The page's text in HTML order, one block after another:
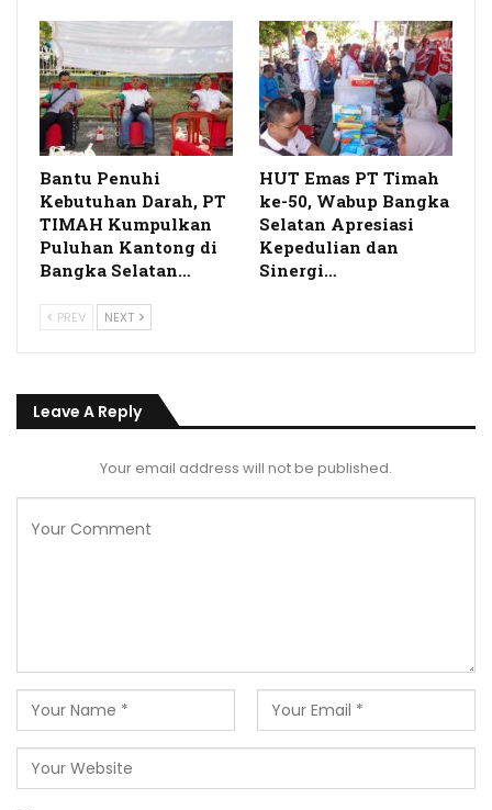
Bantu Penuhi
Kebutuhan Darah, PT
TIMAH Kumpulkan
Puluhan Kantong di
Bangka Selatan…
HUT Emas PT Timah
ke-50, Wabup Bangka
Selatan Apresiasi
Kepedulian dan
Sinergi…
PREV NEXT
Leave A Reply
Your email address will not be published.